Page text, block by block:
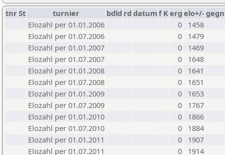
tnrSt turnier bdld rd datumf Kerg elo+/-
Elozahl per 01.01.2006
0
1458
Elozahl per 01.07.2006
0
1479
Elozahl per 01.01.2007
0
1469
Elozahl per 01.07.2007
0
1648
Elozahl per 01.01.2008
0
1641
Elozahl per 01.07.2008
0
1651
Elozahl per 01.01.2009
0
1653
Elozahl per 01.07.2009
0
1767
Elozahl per 01.01.2010
0
1866
Elozahl per 01.07.2010
0
1884
Elozahl per 01.01.2011
0
1907
Elozahl per 01.07.2011
0
1914